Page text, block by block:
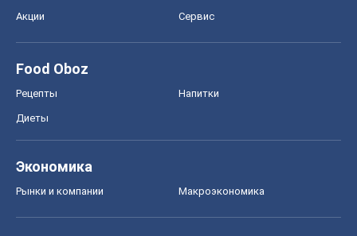
Акции Сервис
Food Oboz
Рецепты Напитки
Диеты
Экономика
Рынки и компании Mакроэкономика